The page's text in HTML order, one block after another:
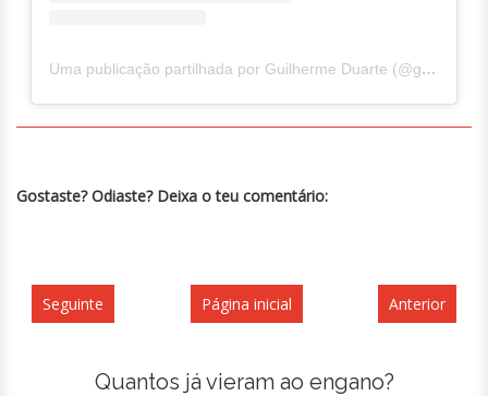
Uma publicação partilhada por Guilherme Duarte (@guilhermercd)
Gostaste? Odiaste? Deixa o teu comentário:
Seguinte Anterior
Página inicial
Quantos já vieram ao engano?